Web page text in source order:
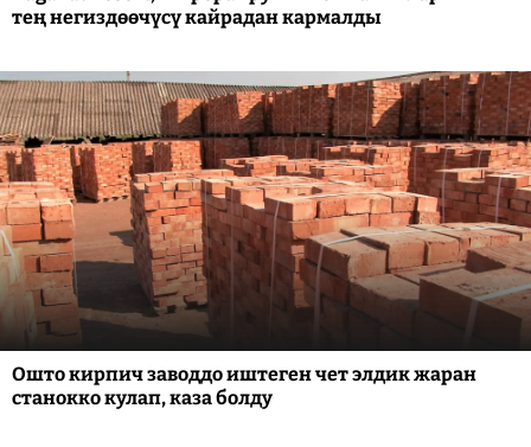
тең негиздөөчүсү кайрадан кармалды
Ошто кирпич заводдо иштеген чет элдик жаран
станокко кулап, каза болду